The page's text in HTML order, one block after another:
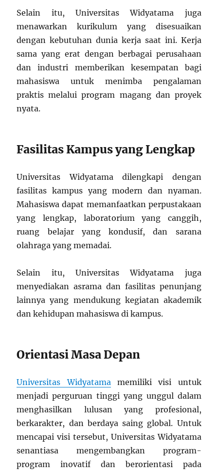
Selain itu, Universitas Widyatama juga
menawarkan kurikulum yang disesuaikan
dengan kebutuhan dunia kerja saat ini. Kerja
sama yang erat dengan berbagai perusahaan
dan industri memberikan kesempatan bagi
mahasiswa untuk menimba pengalaman
praktis melalui program magang dan proyek
nyata.
Fasilitas Kampus yang Lengkap
Universitas Widyatama dilengkapi dengan
fasilitas kampus yang modern dan nyaman.
Mahasiswa dapat memanfaatkan perpustakaan
yang lengkap, laboratorium yang canggih,
ruang belajar yang kondusif, dan sarana
olahraga yang memadai.
Selain itu, Universitas Widyatama juga
menyediakan asrama dan fasilitas penunjang
lainnya yang mendukung kegiatan akademik
dan kehidupan mahasiswa di kampus.
Orientasi Masa Depan
Universitas Widyatama memiliki visi untuk
menjadi perguruan tinggi yang unggul dalam
menghasilkan lulusan yang profesional,
berkarakter, dan berdaya saing global. Untuk
mencapai visi tersebut, Universitas Widyatama
senantiasa mengembangkan program-
program inovatif dan berorientasi pada